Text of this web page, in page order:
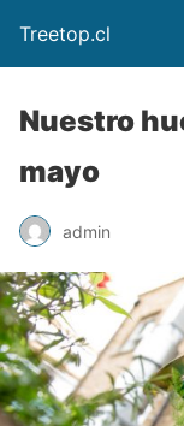
Treetop.cl
Nuestro
mayo
admin